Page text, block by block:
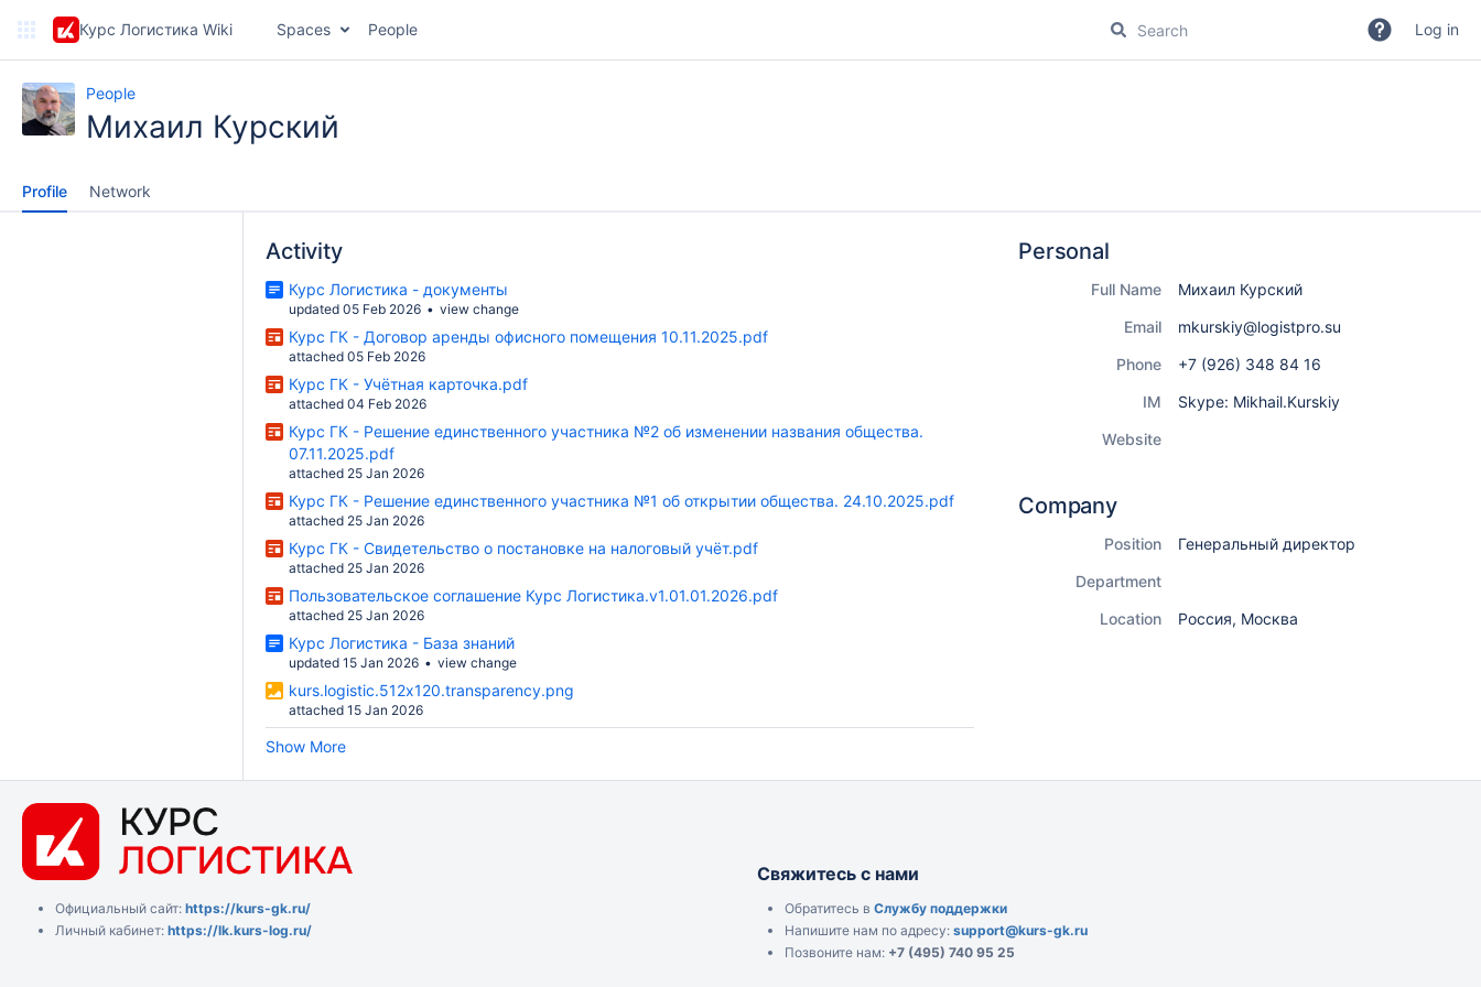
Курс Логистика Wiki Spaces People Log in
People
Михаил Курский
Profile Network
Activity
Курс Логистика - документы
updated 05 Feb 2026 view change
Курс ГК - Договор аренды офисного помещения 10.11.2025.pdf
attached 05 Feb 2026
Курс ГК - Учётная карточка.pdf
attached 04 Feb 2026
Курс ГК - Решение единственного участника №2 об изменении названия общества.
07.11.2025.pdf
attached 25 Jan 2026
Курс ГК - Решение единственного участника №1 об открытии общества. 24.10.2025.pdf
attached 25 Jan 2026
Курс ГК - Свидетельство о постановке на налоговый учёт.pdf
attached 25 Jan 2026
Пользовательское соглашение Курс Логистика.v1.01.01.2026.pdf
attached 25 Jan 2026
Курс Логистика - База знаний
updated 15 Jan 2026 view change
kurs.logistic.512х120.transparency.png
attached 15 Jan 2026
Show More
Personal
Full Name
Михаил Курский
Email
mkurskiy@logistpro.su
Phone
+7 (926) 348 84 16
IM
Skype: Mikhail.Kurskiy
Website
Company
Position
Генеральный директор
Department
Location
Россия, Москва
Официальный сайт: https://kurs-gk.ru/
Личный кабинет: https://lk.kurs-log.ru/
Свяжитесь с нами
Обратитесь в Службу поддержки
Напишите нам по адресу: support@kurs-gk.ru
Позвоните нам: +7 (495) 740 95 25